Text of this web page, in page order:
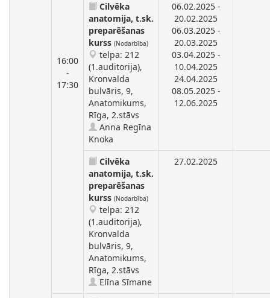
16:00
-
17:30
Cilvēka
anatomija, t.sk.
preparēšanas
kurss (Nodarbība)
telpa: 212
(1.auditorija),
Kronvalda
bulvāris, 9,
Anatomikums,
Rīga, 2.stāvs
Anna Regīna
Knoka
06.02.2025 -
20.02.2025
06.03.2025 -
20.03.2025
03.04.2025 -
10.04.2025
24.04.2025
08.05.2025 -
12.06.2025
Cilvēka
anatomija, t.sk.
preparēšanas
kurss (Nodarbība)
telpa: 212
(1.auditorija),
Kronvalda
bulvāris, 9,
Anatomikums,
Rīga, 2.stāvs
Elīna Sīmane
27.02.2025